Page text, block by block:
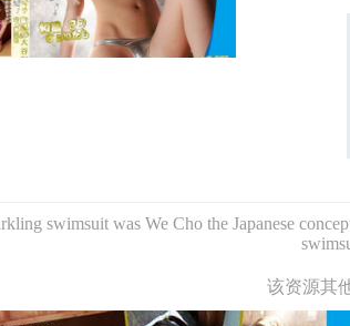
swimsuit was We Cho the Japanese
该资源其